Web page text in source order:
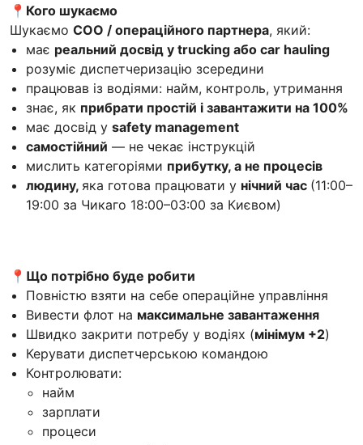
📍Кого шукаємо
Шукаємо COO / операційного партнера, який:
має реальний досвід у trucking або car hauling
розуміє диспетчеризацію зсередини
працював із водіями: найм, контроль, утримання
знає, як прибрати простій і завантажити на 100%
має досвід у safety management
самостійний — не чекає інструкцій
мислить категоріями прибутку, а не процесів
людину, яка готова працювати у нічний час (11:00–
19:00 за Чикаго 18:00–03:00 за Києвом)
📍Що потрібно буде робити
Повністю взяти на себе операційне управління
Вивести флот на максимальне завантаження
Швидко закрити потребу у водіях (мінімум +2)
Керувати диспетчерською командою
Контролювати:
найм
зарплати
процеси